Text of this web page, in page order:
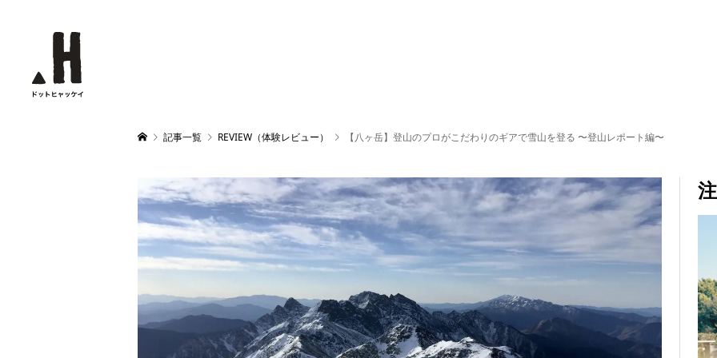
記事一覧 REVIEW（体験レビュー） 【八ヶ岳】登山のプロがこだわりのギアで雪山を登る 〜登山レポート編〜